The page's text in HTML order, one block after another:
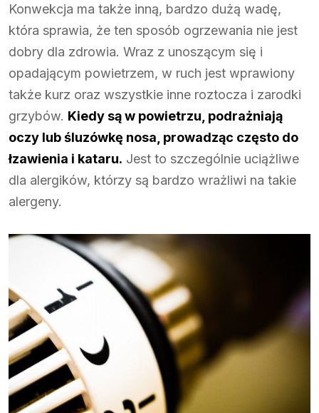
Konwekcja ma także inną, bardzo dużą wadę,
która sprawia, że ten sposób ogrzewania nie jest
dobry dla zdrowia. Wraz z unoszącym się i
opadającym powietrzem, w ruch jest wprawiony
także kurz oraz wszystkie inne roztocza i zarodki
grzybów. Kiedy są w powietrzu, podrażniają
oczy lub śluzówkę nosa, prowadząc często do
łzawienia i kataru. Jest to szczególnie uciążliwe
dla alergików, którzy są bardzo wrażliwi na takie
alergeny.